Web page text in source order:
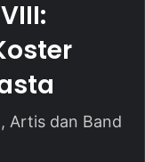
Artis dan Band